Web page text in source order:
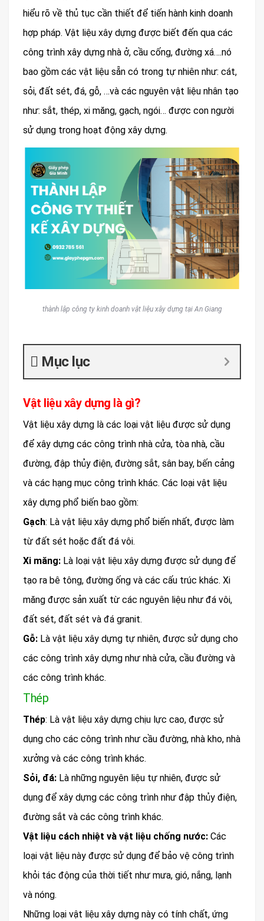
hiểu rõ về thủ tục cần thiết để tiến hành kinh doanh
hợp pháp. Vật liệu xây dựng được biết đến qua các
công trình xây dựng nhà ở, cầu cống, đường xá….nó
bao gồm các vật liệu sẵn có trong tự nhiên như: cát,
sỏi, đất sét, đá, gỗ, …và các nguyên vật liệu nhân tạo
như: sắt, thép, xi măng, gạch, ngói… được con người
sử dụng trong hoạt động xây dựng.
thành lập công ty kinh doanh vật liệu xây dựng tại An Giang
Mục lục
Vật liệu xây dựng là gì?
Vật liệu xây dựng là các loại vật liệu được sử dụng
để xây dựng các công trình nhà cửa, tòa nhà, cầu
đường, đập thủy điện, đường sắt, sân bay, bến cảng
và các hạng mục công trình khác. Các loại vật liệu
xây dựng phổ biến bao gồm:
Gạch: Là vật liệu xây dựng phổ biến nhất, được làm
từ đất sét hoặc đất đá vôi.
Xi măng: Là loại vật liệu xây dựng được sử dụng để
tạo ra bê tông, đường ống và các cấu trúc khác. Xi
măng được sản xuất từ các nguyên liệu như đá vôi,
đất sét, đất sét và đá granit.
Gỗ: Là vật liệu xây dựng tự nhiên, được sử dụng cho
các công trình xây dựng như nhà cửa, cầu đường và
các công trình khác.
Thép
Thép: Là vật liệu xây dựng chịu lực cao, được sử
dụng cho các công trình như cầu đường, nhà kho, nhà
xưởng và các công trình khác.
Sỏi, đá: Là những nguyên liệu tự nhiên, được sử
dụng để xây dựng các công trình như đập thủy điện,
đường sắt và các công trình khác.
Vật liệu cách nhiệt và vật liệu chống nước: Các
loại vật liệu này được sử dụng để bảo vệ công trình
khỏi tác động của thời tiết như mưa, gió, nắng, lạnh
và nóng.
Những loại vật liệu xây dựng này có tính chất, ứng